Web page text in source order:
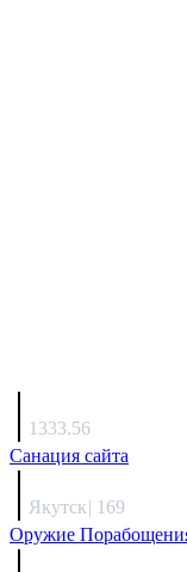
1333.56
Санация сайта
Якутск| 169
Оружие